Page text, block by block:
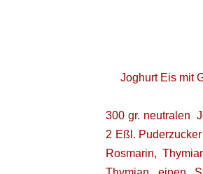
Joghurt Eis mit
300 gr. neutralen
2 Eßl.
Rosmarin,